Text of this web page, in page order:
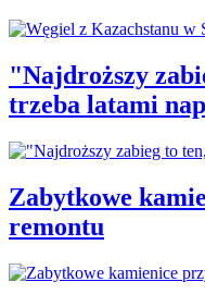
"Najdroższy
trzeba latami
Zabytkowe
remontu